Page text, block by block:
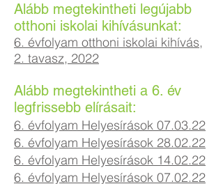
Alább megtekintheti legújabb
otthoni iskolai kihívásunkat:
6. évfolyam otthoni iskolai kihívás,
2. tavasz, 2022
Alább megtekintheti a 6. év
legfrissebb elírásait:
6. évfolyam Helyesírások 07.03.22
6. évfolyam Helyesírások 28.02.22
6. évfolyam Helyesírások 14.02.22
6. évfolyam Helyesírások 07.02.22